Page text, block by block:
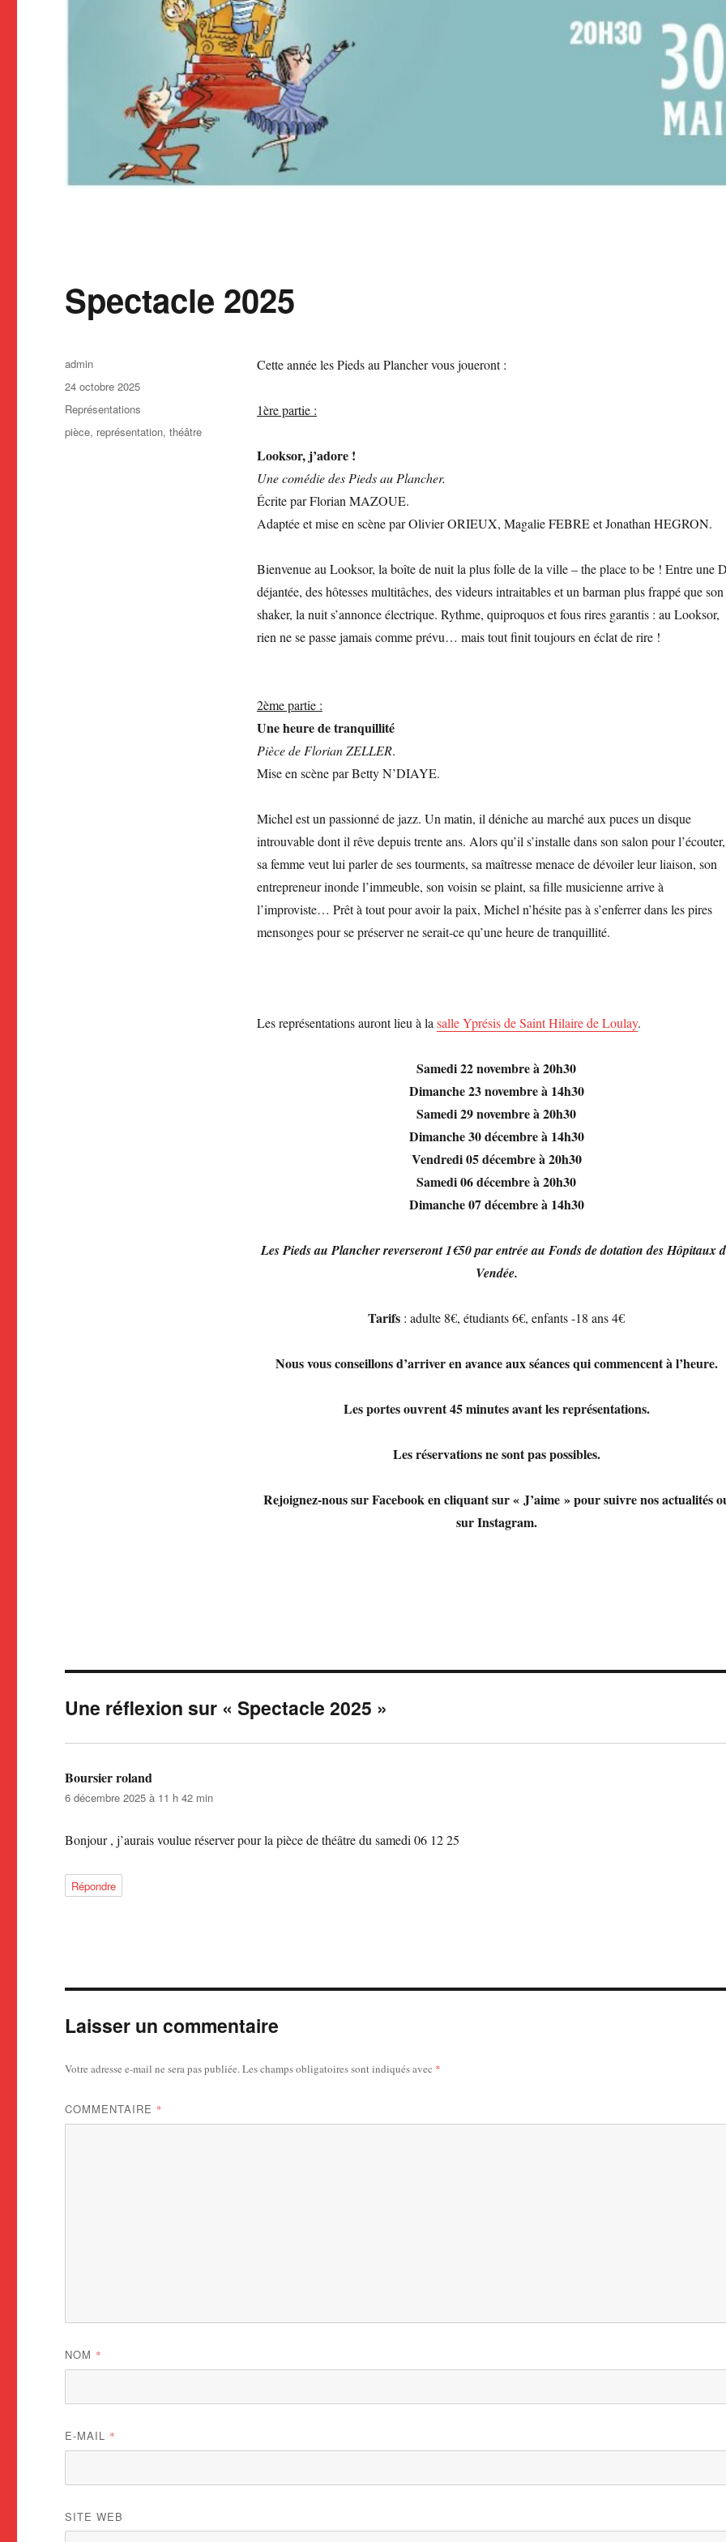
Spectacle 2025
Cette année les Pieds au Plancher vous joueront :
1ère partie :
Looksor, j’adore !
Une comédie des Pieds au Plancher.
Écrite par Florian MAZOUE.
Adaptée et mise en scène par Olivier ORIEUX, Magalie FEBRE et Jonathan HEGRON.
Bienvenue au Looksor, la boîte de nuit la plus folle de la ville – the place to be ! Entre une
déjantée, des hôtesses multitâches, des videurs intraitables et un barman plus frappé que son
shaker, la nuit s’annonce électrique. Rythme, quiproquos et fous rires garantis : au Looksor,
rien ne se passe jamais comme prévu… mais tout finit toujours en éclat de rire !
2ème partie :
Une heure de tranquillité
Pièce de Florian ZELLER.
Mise en scène par Betty N’DIAYE.
Michel est un passionné de jazz. Un matin, il déniche au marché aux puces un disque
introuvable dont il rêve depuis trente ans. Alors qu’il s’installe dans son salon pour l’écouter,
sa femme veut lui parler de ses tourments, sa maîtresse menace de dévoiler leur liaison, son
entrepreneur inonde l’immeuble, son voisin se plaint, sa fille musicienne arrive à
l’improviste… Prêt à tout pour avoir la paix, Michel n’hésite pas à s’enferrer dans les pires
mensonges pour se préserver ne serait-ce qu’une heure de tranquillité.
Les représentations auront lieu à la salle Yprésis de Saint Hilaire de Loulay.
Samedi 22 novembre à 20h30
Dimanche 23 novembre à 14h30
Samedi 29 novembre à 20h30
Dimanche 30 décembre à 14h30
Vendredi 05 décembre à 20h30
Samedi 06 décembre à 20h30
Dimanche 07 décembre à 14h30
Les Pieds au Plancher reverseront 1€50 par entrée au Fonds de dotation des Hôpitaux
Vendée.
Tarifs : adulte 8€, étudiants 6€, enfants -18 ans 4€
Nous vous conseillons d’arriver en avance aux séances qui commencent à l’heure.
Les portes ouvrent 45 minutes avant les représentations.
Les réservations ne sont pas possibles.
Rejoignez-nous sur Facebook en cliquant sur « J’aime » pour suivre nos actualités
sur Instagram.
Auteur
admin
Publié
le
24 octobre 2025
Catégories
Représentations
Étiquettes
pièce, représentation,théâtre
Une réflexion sur « Spectacle 2025 »
Boursier roland
6 décembre 2025 à 11 h 42 min
Bonjour , j’aurais voulue réserver pour la pièce de théâtre du samedi 06 12 25
Répondre
Laisser un commentaire
Votre adresse e-mail ne sera pas publiée.Les champs obligatoires sont indiqués avec *
COMMENTAIRE *
NOM *
E-MAIL *
SITE WEB